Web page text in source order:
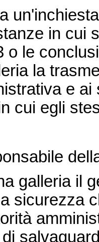
in cui
o le
la
e
cui egli
galleria il
sicurezza